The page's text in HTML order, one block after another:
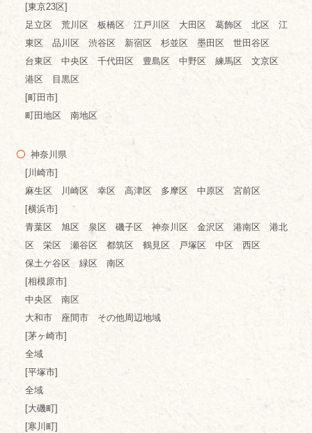
[東京23区]
足立区 荒川区 板橋区 江戸川区 大田区 葛飾区 北区 江
東区 品川区 渋谷区 新宿区 杉並区 墨田区 世田谷区
台東区 中央区 千代田区 豊島区 中野区 練馬区 文京区
港区 目黒区
[町田市]
町田地区 南地区
神奈川県
[川崎市]
麻生区 川崎区 幸区 高津区 多摩区 中原区 宮前区
[横浜市]
青葉区 旭区 泉区 磯子区 神奈川区 金沢区 港南区 港北
区 栄区 瀬谷区 都筑区 鶴見区 戸塚区 中区 西区
保土ケ谷区 緑区 南区
[相模原市]
中央区 南区
大和市 座間市 その他周辺地域
[茅ヶ崎市]
全域
[平塚市]
全域
[大磯町]
[寒川町]